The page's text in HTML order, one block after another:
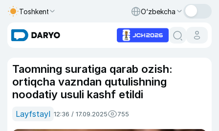
Toshkent O‘zbekcha
Taomning suratiga qarab ozish:
ortiqcha vazndan qutulishning
noodatiy usuli kashf etildi
Layfstayl 12:36 / 17.09.2025 755